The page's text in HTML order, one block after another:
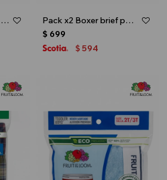
Pack x2 Slip para niño toddler - Multicolor
Pack x2 Boxer brief para caballero - Azul marino
$ 699
$ 594